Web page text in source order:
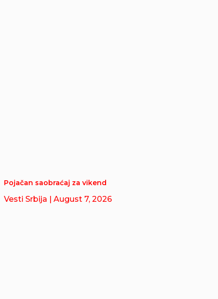
Pojačan saobraćaj za vikend
Vesti Srbija | August 7, 2026